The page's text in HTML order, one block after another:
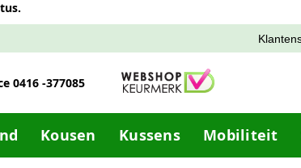
0416 -377085
Kousen Kussens Mobiliteit